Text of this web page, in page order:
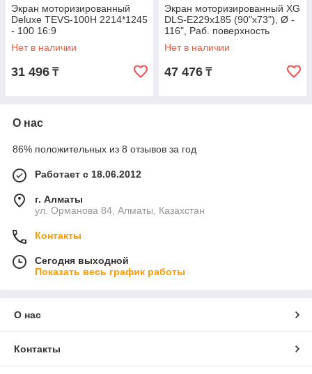
Экран моторизированный
Deluxe TEVS-100H 2214*1245
- 100 16:9
Нет в наличии
31 496 ₸
Экран моторизированный XG
DLS-E229х185 (90"х73"), Ø -
116", Раб. поверхность
221х125 см., 16:9
Нет в наличии
47 476 ₸
О нас
86% положительных из 8 отзывов за год
Работает с 18.06.2012
г. Алматы
ул. Орманова 84, Алматы, Казахстан
Контакты
Сегодня выходной
Показать весь график работы
О нас
Контакты